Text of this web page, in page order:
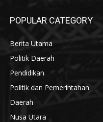
POPULAR CATEGORY
Berita Utama
Politik Daerah
Pendidikan
Politik dan Pemerintahan
Daerah
Nusa Utara